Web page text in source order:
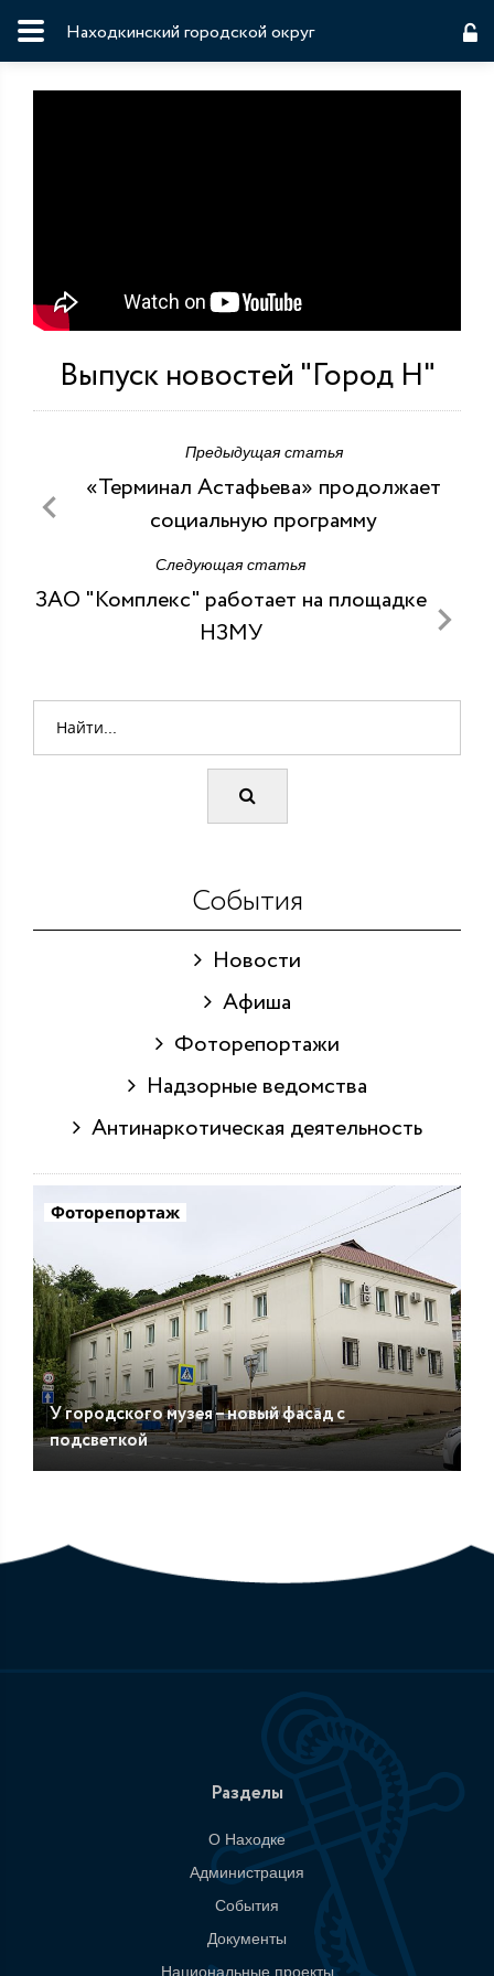
Находкинский городской округ
Выпуск новостей "Город Н"
Предыдущая статья
«Терминал Астафьева» продолжает
социальную программу
Следующая статья
ЗАО "Комплекс" работает на площадке
НЗМУ
События
Новости
Афиша
Фоторепортажи
Надзорные ведомства
Антинаркотическая деятельность
Фоторепортаж
У городского музея – новый фасад с
подсветкой
Разделы
О Находке
Администрация
События
Документы
Национальные проекты